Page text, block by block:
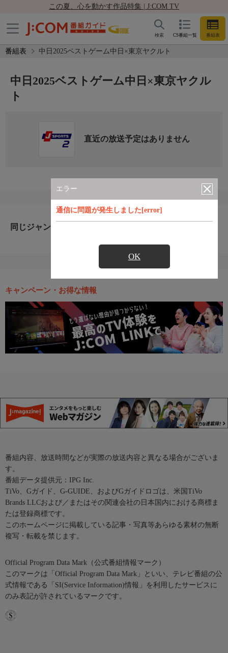
この夏、心を動かす作品特集 | J:COM TV
CS番組一覧 番組表
検索
番組表 中日2025ベストゲーム中日×東京ヤクルト
エラー
通信に問題が発生しました[error]
OK
中日2025ベストゲーム中日×東京ヤクル
ト
直近の放送予定はありません
同じジャンルのおすすめ番組
キャンペーン・お得な情報
番組内容、放送時間などが実際の放送内容と異なる場合がございま
す。
番組データ提供元：IPG Inc.
TiVo、Gガイド、G-GUIDE、およびGガイドロゴは、米国TiVo
Brands LLCおよび／またはその関連会社の日本国内における商標ま
たは登録商標です。
このホームページに掲載している記事・写真等あらゆる素材の無断
複写・転載を禁じます。
Official Program Data Mark（公式番組情報マーク）
このマークは「Official Program Data Mark」といい、テレビ番組の公
式情報である「SI(Service Information)情報」を利用したサービスに
のみ表記が許されているマークです。